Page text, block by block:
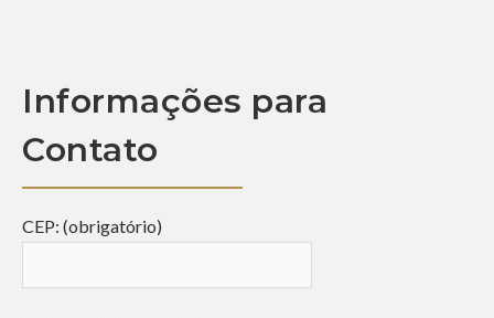
Informações para
Contato
CEP: (obrigatório)